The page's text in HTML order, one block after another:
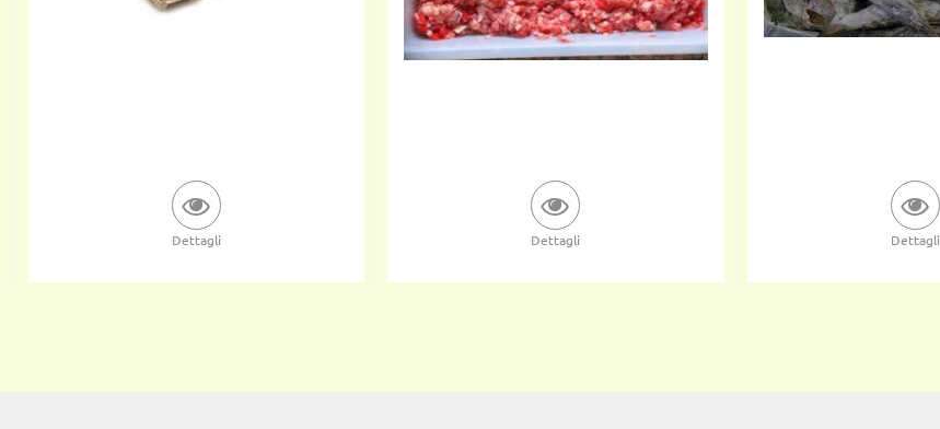
Dettagli Dettagli Dettagli